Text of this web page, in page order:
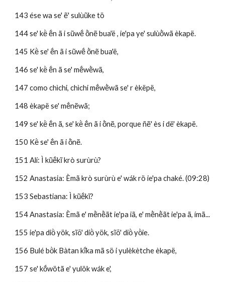
143 ése wa se' ẽ' sulùũke tö
144 se' kë̀ ẽ́n ã i sũwẽ́ õ̀nẽ bua'ë , ie'pa ye' sulùõ̀wã èkapë.
145 Kë̀ se' ẽ́n ã i sũwẽ́ õ̀nẽ bua'ë,
146 se' kë̀ ẽ́n ã se' mẽ́wẽ̀wã,
147 como chìchi, chìchi mẽ́wẽ̀wã se' r èkëpë,
148 èkapë se' mẽ́nẽwã;
149 se' kë̀ ẽ́n ã, se' kë̀ ẽ́n ã i õ̀nẽ, porque ñẽ' ès i dë' èkapë.
150 Kë̀ se' ẽ́n ã i õ̀nẽ.
151 Alí: Ì kũẽ́kĩ krò surùrù?
152 Anastasia: Èmã krò surùrù e' wák rö ie'pa chaké. (09:28)
153 Sebastiana: Ì kũẽ́kĩ?
155 ie'pa diö̀ yök, sĩõ' diö̀ yök, sĩõ' diö̀ yö̀ie.
156 Bulé bö̀k Bàtan kĩ́ka mã sö i yulèkètche èkapë,
157 se' kṍwötã e' yulök wák e',